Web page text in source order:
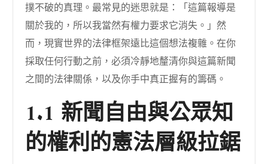
撲不破的真理。最常見的迷思就是：「這篇報導是
關於我的，所以我當然有權力要求它消失。」然
而，現實世界的法律框架遠比這個想法複雜。在你
採取任何行動之前，必須冷靜地釐清你與這篇新聞
之間的法律關係，以及你手中真正握有的籌碼。
1.1 新聞自由與公眾知
的權利的憲法層級拉鋸